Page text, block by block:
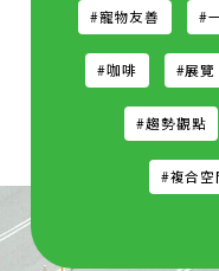
#寵物友善 #
#咖啡 #展覽
#趨勢觀點
#複合空